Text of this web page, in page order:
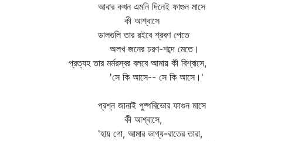
আবার কখন এমনি দিনেই ফাগুন মাসে
কী আশ্বাসে
ডালগুলি তার রইবে শ্রবণ পেতে
অলখ জনের চরণ-শব্দে মেতে।
প্রত্যহ তার মর্মরস্বর বলবে আমায় কী বিশ্বাসে,
'সে কি আসে-- সে কি আসে।'
প্রশ্ন জানাই পুষ্পবিভোর ফাগুন মাসে
কী আশ্বাসে,
'হায় গো, আমার ভাগ্য-রাতের তারা,